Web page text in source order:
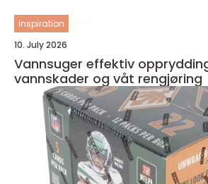
inspiration
10. July 2026
Vannsuger effektiv opprydding ved
vannskader og våt rengjøring